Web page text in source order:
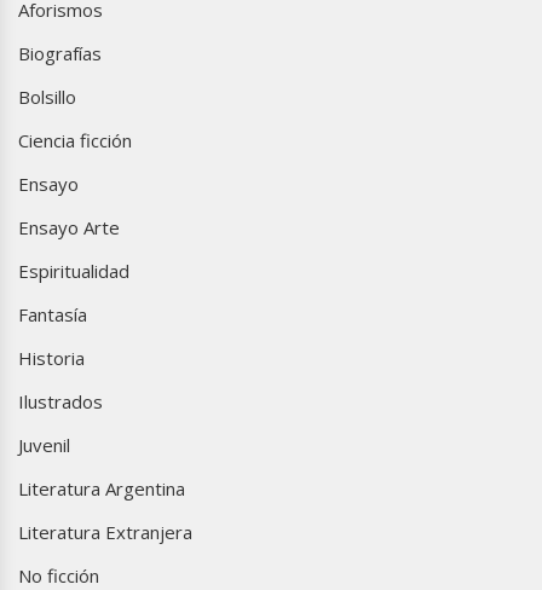
Aforismos
Biografías
Bolsillo
Ciencia ficción
Ensayo
Ensayo Arte
Espiritualidad
Fantasía
Historia
Ilustrados
Juvenil
Literatura Argentina
Literatura Extranjera
No ficción